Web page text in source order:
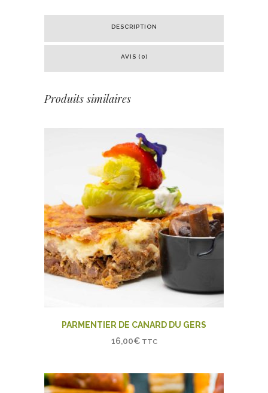
DESCRIPTION
AVIS (0)
Produits similaires
PARMENTIER DE CANARD DU GERS
16,00€ TTC